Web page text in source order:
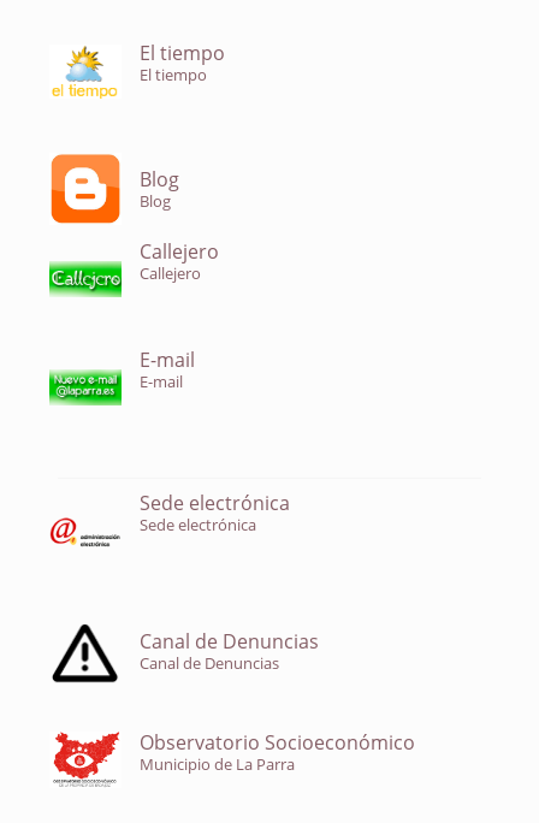
El tiempo
El tiempo
Blog
Blog
Callejero
Callejero
E-mail
E-mail
Sede electrónica
Sede electrónica
Canal de Denuncias
Canal de Denuncias
Observatorio Socioeconómico
Municipio de La Parra